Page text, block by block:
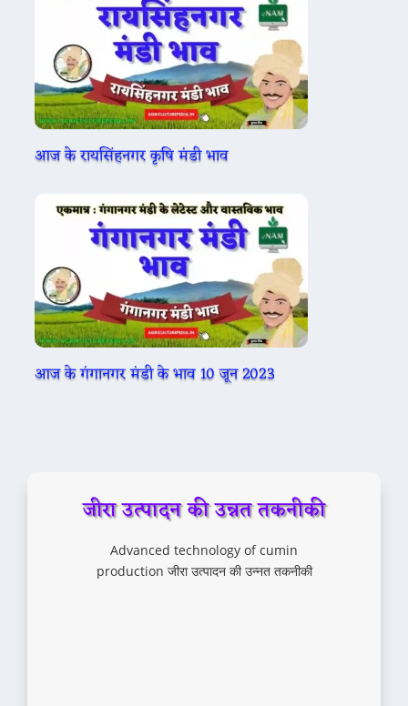
आज के रायसिंहनगर कृषि मंडी भाव
आज के गंगानगर मंडी के भाव 10 जून 2023
जीरा उत्पादन की उन्नत तकनीकी
Advanced technology of cumin
production जीरा उत्पादन की उन्नत तकनीकी